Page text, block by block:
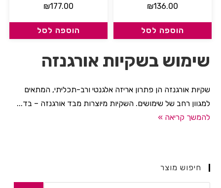
₪136.00
הוספה לסל
₪177.00
הוספה לסל
שימוש בשקיות אורגנזה
שקיות אורגנזה הן פתרון אריזה אלגנטי ורב-תכליתי, המתאים
למגוון רחב של שימושים. השקיות מיוצרות מבד אורגנזה – בד...
להמשך קריאה »
חיפוש מוצר